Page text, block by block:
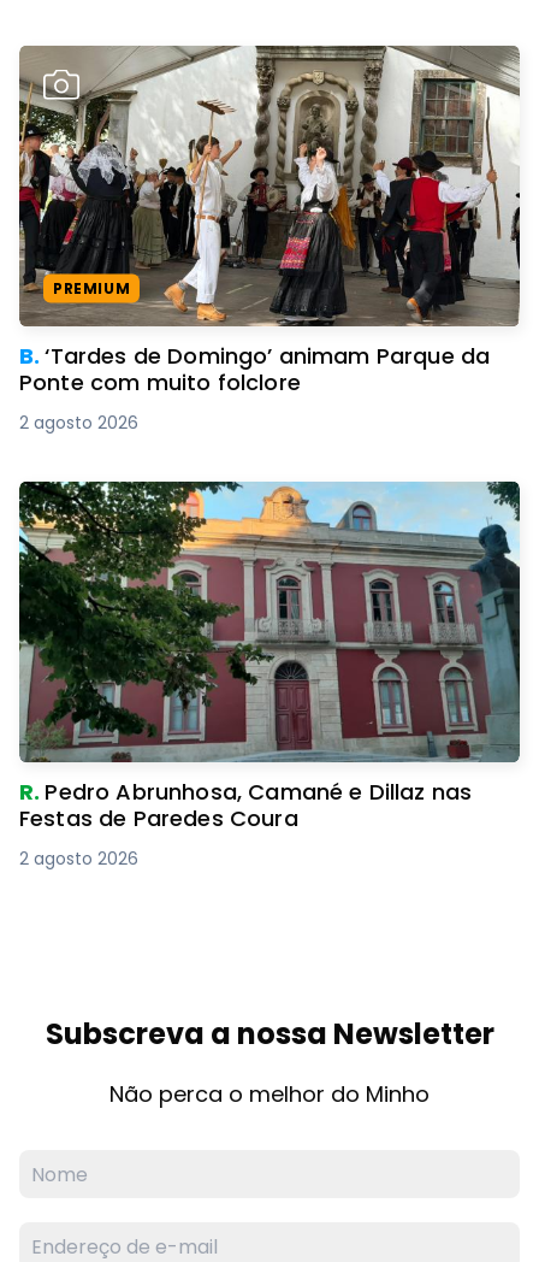
PREMIUM
B.‘Tardes de Domingo’ animam Parque da
Ponte com muito folclore
2 agosto 2026
R. Pedro Abrunhosa, Camané e Dillaz nas
Festas de Paredes Coura
2 agosto 2026
Subscreva a nossa Newsletter
Não perca o melhor do Minho